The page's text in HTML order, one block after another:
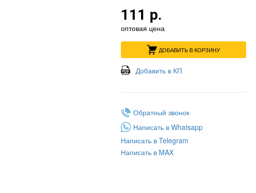
111 р.
оптовая цена
ДОБАВИТЬ В КОРЗИНУ
Добавить в КП
Обратный звонок
Написать в Whatsapp
Написать в Telegram
Написать в MAX